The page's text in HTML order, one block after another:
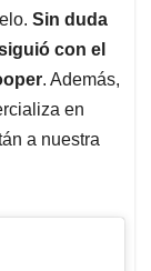
Sin duda
con el
. Además,
en
a nuestra